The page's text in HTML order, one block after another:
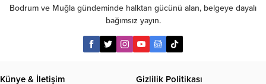
Bodrum ve Muğla gündeminde halktan gücünü alan, belgeye dayalı
bağımsız yayın.
Künye & İletişim Gizlilik Politikası